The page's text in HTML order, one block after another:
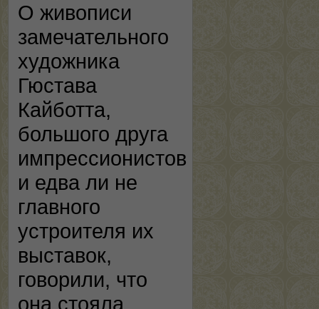
О живописи
замечательного
художника
Гюстава
Кайботта,
большого друга
импрессионистов
и едва ли не
главного
устроителя их
выставок,
говорили, что
она стояла